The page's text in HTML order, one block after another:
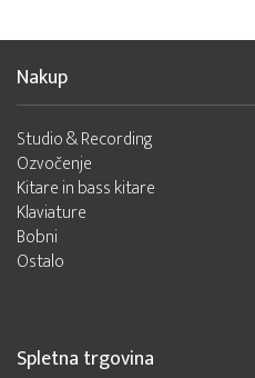
Nakup
Studio & Recording
Ozvočenje
Kitare in bass kitare
Klaviature
Bobni
Ostalo
Spletna trgovina